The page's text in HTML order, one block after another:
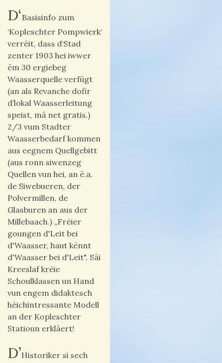
D‘Basisinfo zum
‘Kopleschter Pompwierk‘
verréit, dass d‘Stad
zenter 1903 hei iwwer
ëm 30 ergiebeg
Waasserquelle verfügt
(an als Revanche dofir
d’lokal Waasserleitung
speist, mä net gratis.)
2/3 vum Stadter
Waasserbedarf kommen
aus eegnem Quellgebitt
(aus ronn siwenzeg
Quellen vun hei, an ë.a.
de Siwebueren, der
Polvermillen, de
Glasburen an aus der
Millebaach.) „Fréier
goungen d'Leit bei
d'Waasser, haut kënnt
d'Waasser bei d'Leit". Säi
Kreeslaf kréie
Schoulklassen un Hand
vun engem didaktesch
héichintressante Modell
an der Kopleschter
Statioun erkläert!
D’Historiker si sech